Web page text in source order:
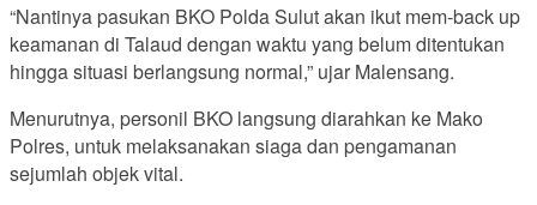
“Nantinya pasukan BKO Polda Sulut akan ikut mem-back up
keamanan di Talaud dengan waktu yang belum ditentukan
hingga situasi berlangsung normal,” ujar Malensang.
Menurutnya, personil BKO langsung diarahkan ke Mako
Polres, untuk melaksanakan siaga dan pengamanan
sejumlah objek vital.